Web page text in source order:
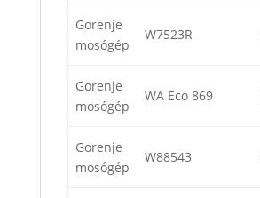
Gorenje
mosógép
W7523R
Gorenje
mosógép
WA Eco 869
Gorenje
mosógép
W88543